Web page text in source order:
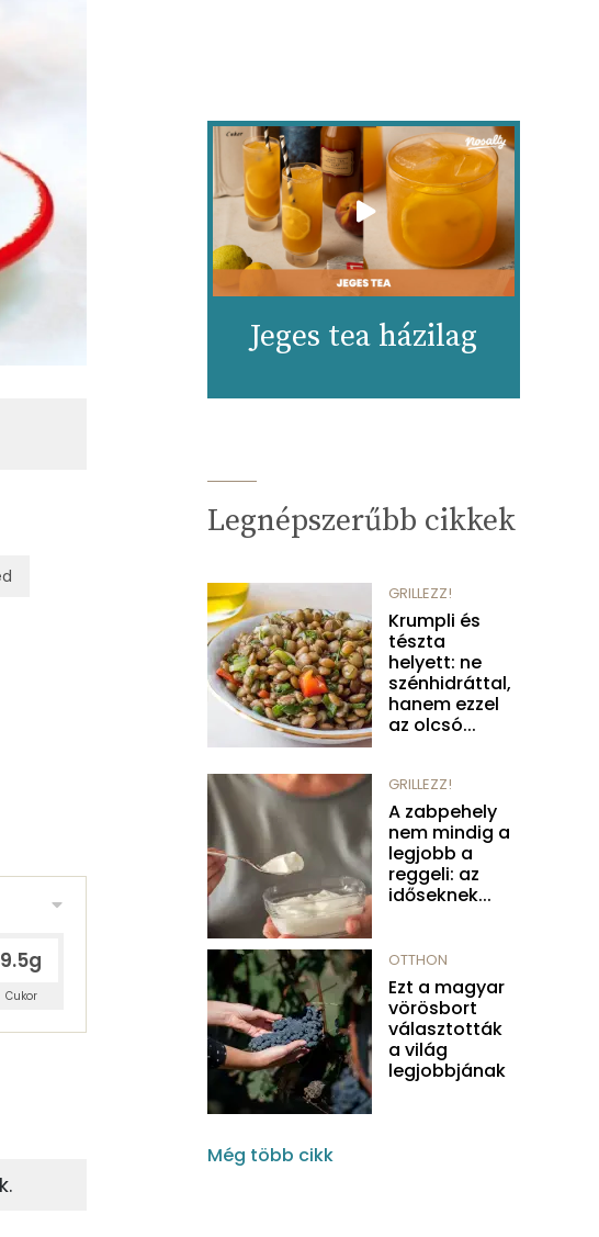
9.5g
Cukor
Jeges tea házilag
Legnépszerűbb cikkek
GRILLEZZ!
Krumpli és
tészta
helyett: ne
szénhidráttal,
hanem ezzel
az olcsó...
GRILLEZZ!
A zabpehely
nem mindig a
legjobb a
reggeli: az
időseknek...
OTTHON
Ezt a magyar
vörösbort
választották
a világ
legjobbjának
Még több cikk